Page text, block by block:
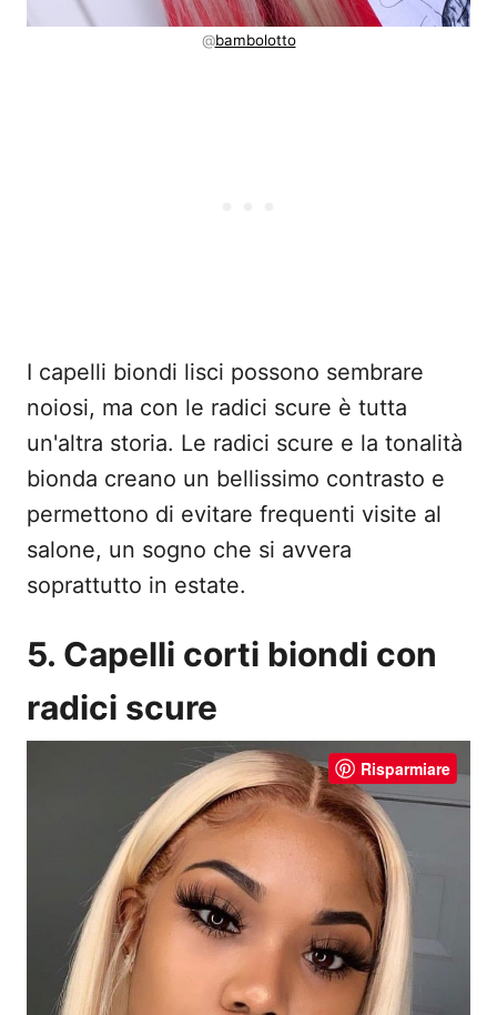
@bambolotto
I capelli biondi lisci possono sembrare
noiosi, ma con le radici scure è tutta
un'altra storia. Le radici scure e la tonalità
bionda creano un bellissimo contrasto e
permettono di evitare frequenti visite al
salone, un sogno che si avvera
soprattutto in estate.
5. Capelli corti biondi con
radici scure
Risparmiare